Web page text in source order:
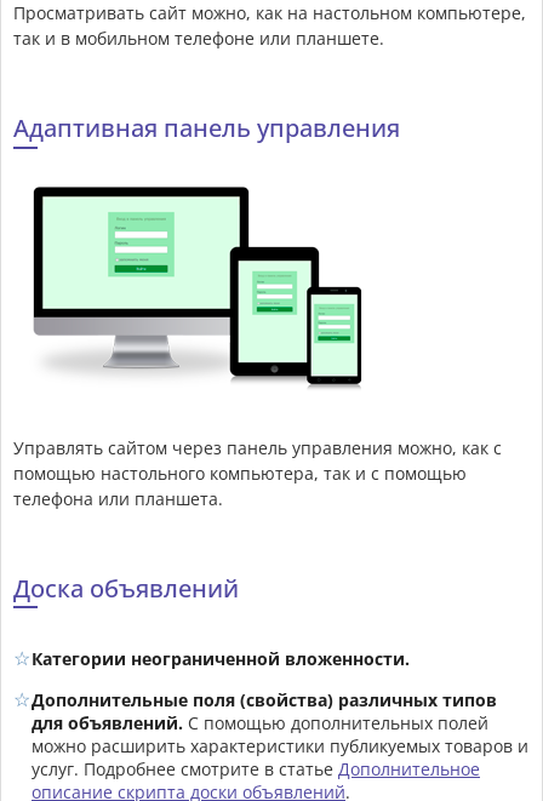
Просматривать сайт можно, как на настольном компьютере,
так и в мобильном телефоне или планшете.
Адаптивная панель управления
Управлять сайтом через панель управления можно, как с
помощью настольного компьютера, так и с помощью
телефона или планшета.
Доска объявлений
Категории неограниченной вложенности.
Дополнительные поля (свойства) различных типов
для объявлений. С помощью дополнительных полей
можно расширить характеристики публикуемых товаров и
услуг. Подробнее смотрите в статье Дополнительное
описание скрипта доски объявлений.